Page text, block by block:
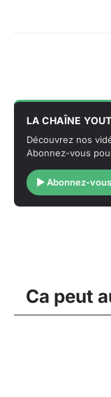
LA CHAÎNE
Découvrez nos
Abonnez-vous
▶ Abonnez-
Ca peut